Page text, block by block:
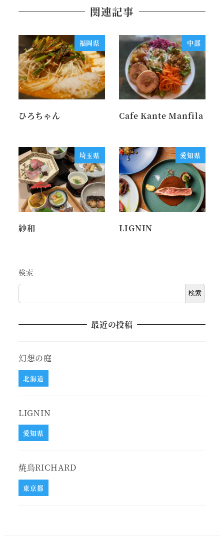
関連記事
福岡県
ひろちゃん
中部
Cafe Kante Manfila
埼玉県
紗和
愛知県
LIGNIN
検索
検索
最近の投稿
幻想の庭
北海道
LIGNIN
愛知県
焼鳥RICHARD
東京都